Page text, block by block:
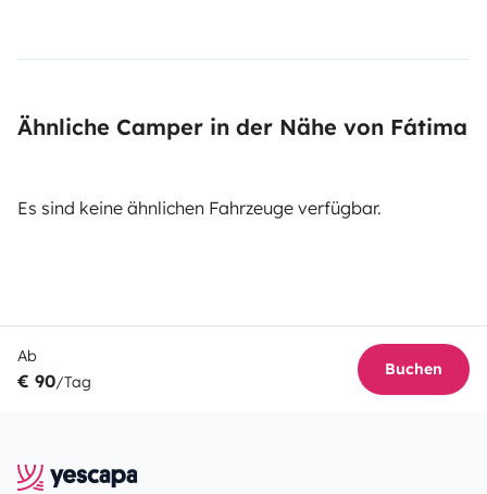
Ähnliche Camper in der Nähe von Fátima
Es sind keine ähnlichen Fahrzeuge verfügbar.
Ab
€ 90/Tag
Buchen